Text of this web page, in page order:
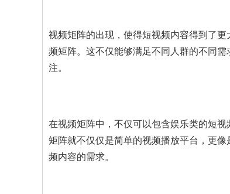
视频矩阵的出现，使得短视频内容得到了
频矩阵。这不仅能够满足不同人群的不同
注。
在视频矩阵中，不仅可以包含娱乐类的短
矩阵就不仅仅是简单的视频播放平台，更
频内容的需求。